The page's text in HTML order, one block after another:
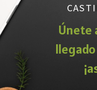
Únete